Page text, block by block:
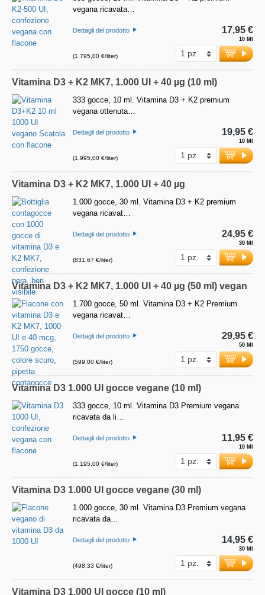
vegana ricavata…
Dettagli del prodotto
(1.795,00 €/liter)
10 Ml
17,95 €
Vitamina D3 + K2 MK7, 1.000 UI + 40 µg (10 ml)
333 gocce, 10 ml. Vitamina D3 + K2 premium
vegana ottenuta…
Dettagli del prodotto
(1.995,00 €/liter)
10 Ml
19,95 €
Vitamina D3 + K2 MK7, 1.000 UI + 40 µg
1.000 gocce, 30 ml. Vitamina D3 + K2 premium
vegana ricavat…
Dettagli del prodotto
(831,67 €/liter)
30 Ml
24,95 €
Vitamina D3 + K2 MK7, 1.000 UI + 40 µg (50 ml) vegan
1.700 gocce, 50 ml. Vitamina D3 + K2 Premium
vegana ricavat…
Dettagli del prodotto
(599,00 €/liter)
50 Ml
29,95 €
Vitamina D3 1.000 UI gocce vegane (10 ml)
333 gocce, 10 ml. Vitamina D3 Premium vegana
ricavata da li…
Dettagli del prodotto
(1.195,00 €/liter)
10 Ml
11,95 €
Vitamina D3 1.000 UI gocce vegane (30 ml)
1.000 gocce, 30 ml. Vitamina D3 Premium vegana
ricavata da…
Dettagli del prodotto
(498,33 €/liter)
30 Ml
14,95 €
Vitamina D3 1.000 UI gocce (10 ml)